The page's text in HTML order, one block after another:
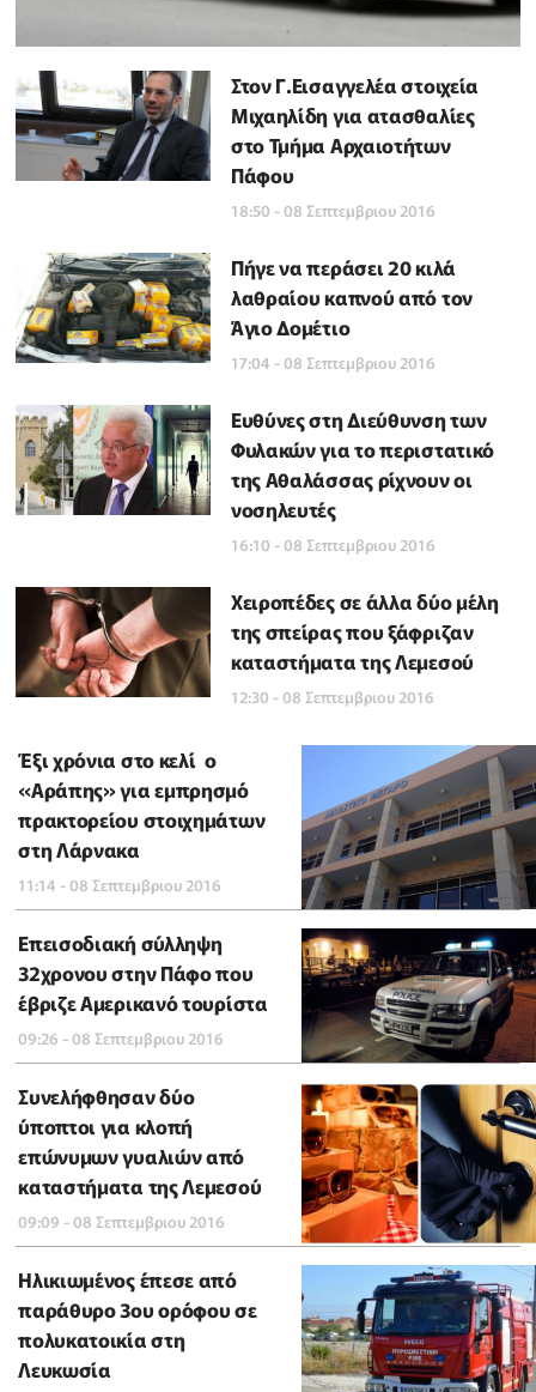
Στον Γ.Εισαγγελέα στοιχεία
Μιχαηλίδη για ατασθαλίες
στο Τμήμα Αρχαιοτήτων
Πάφου
18:50 - 08 Σεπτεμβριου 2016
Πήγε να περάσει 20 κιλά
λαθραίου καπνού από τον
Άγιο Δομέτιο
17:04 - 08 Σεπτεμβριου 2016
Ευθύνες στη Διεύθυνση των
Φυλακών για το περιστατικό
της Αθαλάσσας ρίχνουν οι
νοσηλευτές
16:10 - 08 Σεπτεμβριου 2016
Χειροπέδες σε άλλα δύο μέλη
της σπείρας που ξάφριζαν
καταστήματα της Λεμεσού
12:30 - 08 Σεπτεμβριου 2016
Έξι χρόνια στο κελί ο
«Αράπης» για εμπρησμό
πρακτορείου στοιχημάτων
στη Λάρνακα
11:14 - 08 Σεπτεμβριου 2016
Επεισοδιακή σύλληψη
32χρονου στην Πάφο που
έβριζε Αμερικανό τουρίστα
09:26 - 08 Σεπτεμβριου 2016
Συνελήφθησαν δύο
ύποπτοι για κλοπή
επώνυμων γυαλιών από
καταστήματα της Λεμεσού
09:09 - 08 Σεπτεμβριου 2016
Ηλικιωμένος έπεσε από
παράθυρο 3ου ορόφου σε
πολυκατοικία στη
Λευκωσία